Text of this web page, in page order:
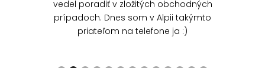
vedel poradiť v zložitých obchodných
prípadoch. Dnes som v Alpii takýmto
priateľom na telefone ja :)